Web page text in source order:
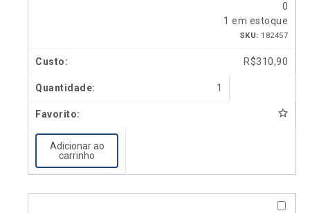
0
1 em estoque
SKU: 182457
R$310,90
1
Adicionar ao
carrinho